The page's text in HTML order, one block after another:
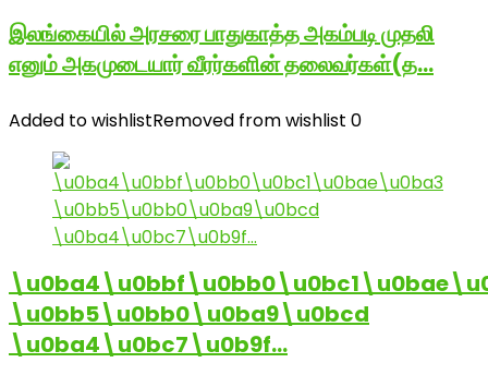
இலங்கையில் அரசரை பாதுகாத்த அகம்படி முதலி
எனும் அகமுடையார் வீரர்களின் தலைவர்கள்(த…
Added to wishlistRemoved from wishlist 0
\u0bb5\u0bb0\u0ba9\u0bcd
\u0ba4\u0bc7\u0b9f…